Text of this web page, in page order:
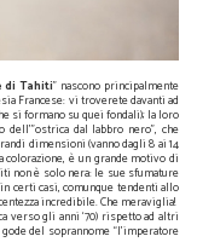
di Tahiti” nascono principalmente
Francese: vi troverete davanti ad
si formano su quei fondali); la loro
dal labbro nero”, che
dimensioni (vanno dagli 8 ai 14
è un grande motivo di
non è solo nera: le sue sfumature
certi casi, comunque tendenti allo
incredibile. Che meraviglia!
verso gli anni ‘70) rispetto ad altri
del soprannome “l’imperatore